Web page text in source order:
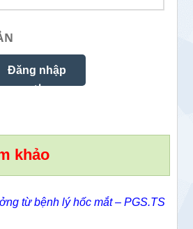
khảo
từ bệnh lý hốc mắt – PGS.TS